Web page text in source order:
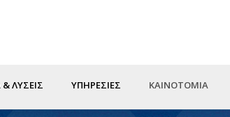
ΛΥΣΕΙΣ ΥΠΗΡΕΣΙΕΣ ΚΑΙΝΟΤΟΜΙΑ